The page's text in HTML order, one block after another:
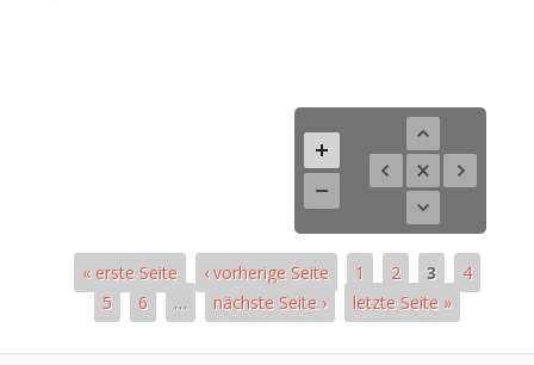
« erste Seite ‹ vorherige Seite 1 2 3
4
5
6 … nächste Seite › letzte Seite »